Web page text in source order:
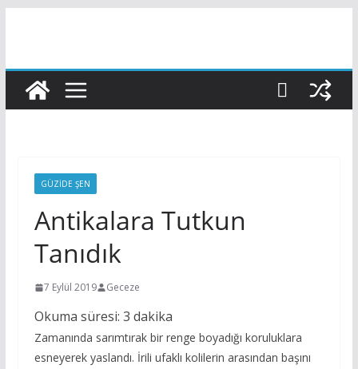
GÜZIDE ŞEN
Antikalara Tutkun
Tanıdık
7 Eylül 2019 Geceze
Okuma süresi: 3 dakika
Zamanında sarımtırak bir renge boyadığı koruluklara
esneyerek yaslandı. İrili ufaklı kolilerin arasından başını